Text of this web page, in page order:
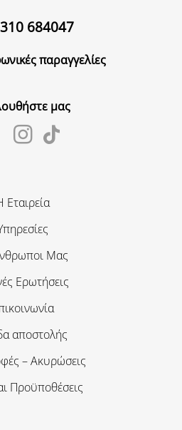
684047
παραγγελίες
μας
Εταιρεία
Μας
Ερωτήσεις
αποστολής
– Ακυρώσεις
Προϋποθέσεις